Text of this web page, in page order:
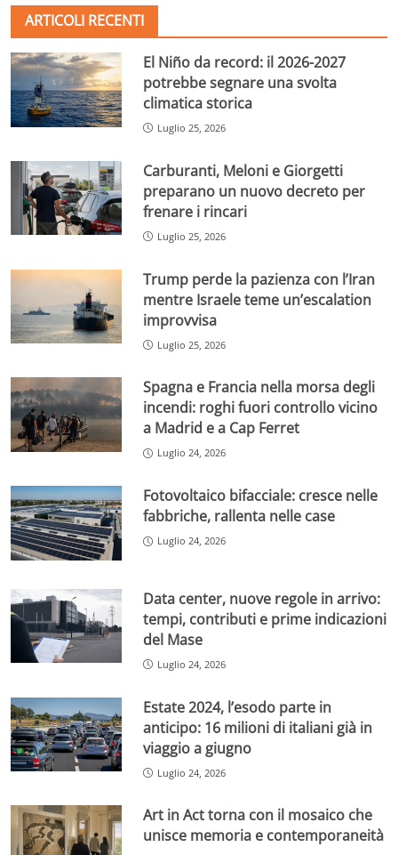
ARTICOLI RECENTI
El Niño da record: il 2026-2027
potrebbe segnare una svolta
climatica storica
Luglio 25, 2026
Carburanti, Meloni e Giorgetti
preparano un nuovo decreto per
frenare i rincari
Luglio 25, 2026
Trump perde la pazienza con l’Iran
mentre Israele teme un’escalation
improvvisa
Luglio 25, 2026
Spagna e Francia nella morsa degli
incendi: roghi fuori controllo vicino
a Madrid e a Cap Ferret
Luglio 24, 2026
Fotovoltaico bifacciale: cresce nelle
fabbriche, rallenta nelle case
Luglio 24, 2026
Data center, nuove regole in arrivo:
tempi, contributi e prime indicazioni
del Mase
Luglio 24, 2026
Estate 2024, l’esodo parte in
anticipo: 16 milioni di italiani già in
viaggio a giugno
Luglio 24, 2026
Art in Act torna con il mosaico che
unisce memoria e contemporaneità